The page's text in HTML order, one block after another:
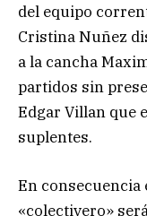
del equipo
Cristina Nuñez
a la cancha
partidos sin
Edgar Villan que
suplentes.
En consecuencia
«colectivero»